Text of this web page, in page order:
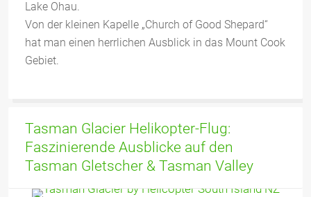
Lake Ohau.
Von der kleinen Kapelle „Church of Good Shepard“
hat man einen herrlichen Ausblick in das Mount Cook
Gebiet.
Tasman Glacier Helikopter-Flug:
Faszinierende Ausblicke auf den
Tasman Gletscher & Tasman Valley